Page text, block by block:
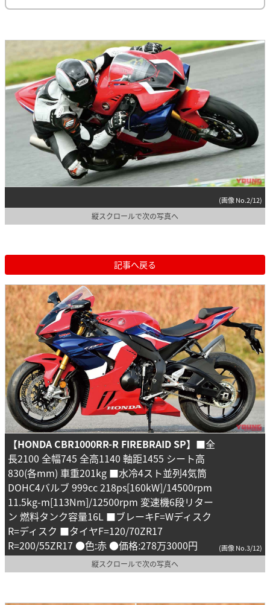
(画像 No.2/12)
縦スクロールで次の写真へ
記事へ戻る
【HONDA CBR1000RR-R FIREBRAID SP】 ■全
長2100 全幅745 全高1140 軸距1455 シート高
830(各mm) 車重201kg ■水冷4スト並列4気筒
DOHC4バルブ 999cc 218ps[160kW]/14500rpm
11.5kg-m[113Nm]/12500rpm 変速機6段リター
ン 燃料タンク容量16L ■ブレーキF=Wディスク
R=ディスク ■タイヤF=120/70ZR17
R=200/55ZR17 ●色:赤 ●価格:278万3000円
(画像 No.3/12)
縦スクロールで次の写真へ